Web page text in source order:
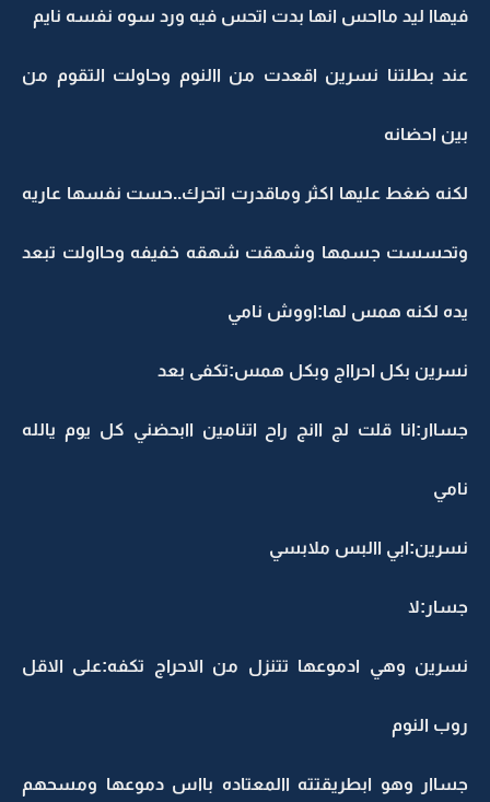
فيهاا ليد مااحس انها بدت اتحس فيه ورد سوه نفسه نايم
عند بطلتنا نسرين اقعدت من االنوم وحاولت التقوم من
بين احضانه
لكنه ضغط عليها اكثر وماقدرت اتحرك..حست نفسها عاريه
وتحسست جسمها وشهقت شهقه خفيفه وحااولت تبعد
يده لكنه همس لها:اووش نامي
نسرين بكل احرااج وبكل همس:تكفى بعد
جساار:انا قلت لج اانج راح اتنامين اابحضني كل يوم يالله
نامي
نسرين:ابي االبس ملابسي
جسار:لا
نسرين وهي ادموعها تتنزل من الاحراج تكفه:على الاقل
روب النوم
جساار وهو ابطريقتته االمعتاده بااس دموعها ومسحهم